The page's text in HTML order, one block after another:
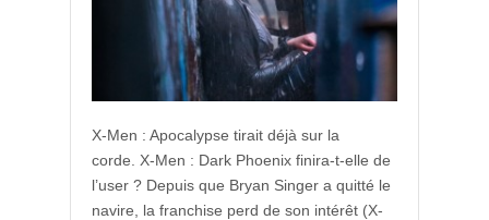
X-Men : Apocalypse tirait déjà sur la
corde. X-Men : Dark Phoenix finira-t-elle de
l’user ? Depuis que Bryan Singer a quitté le
navire, la franchise perd de son intérêt (X-